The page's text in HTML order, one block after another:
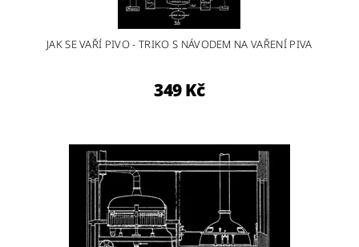
JAK SE VAŘÍ PIVO - TRIKO S NÁVODEM NA VAŘENÍ PIVA
349 Kč